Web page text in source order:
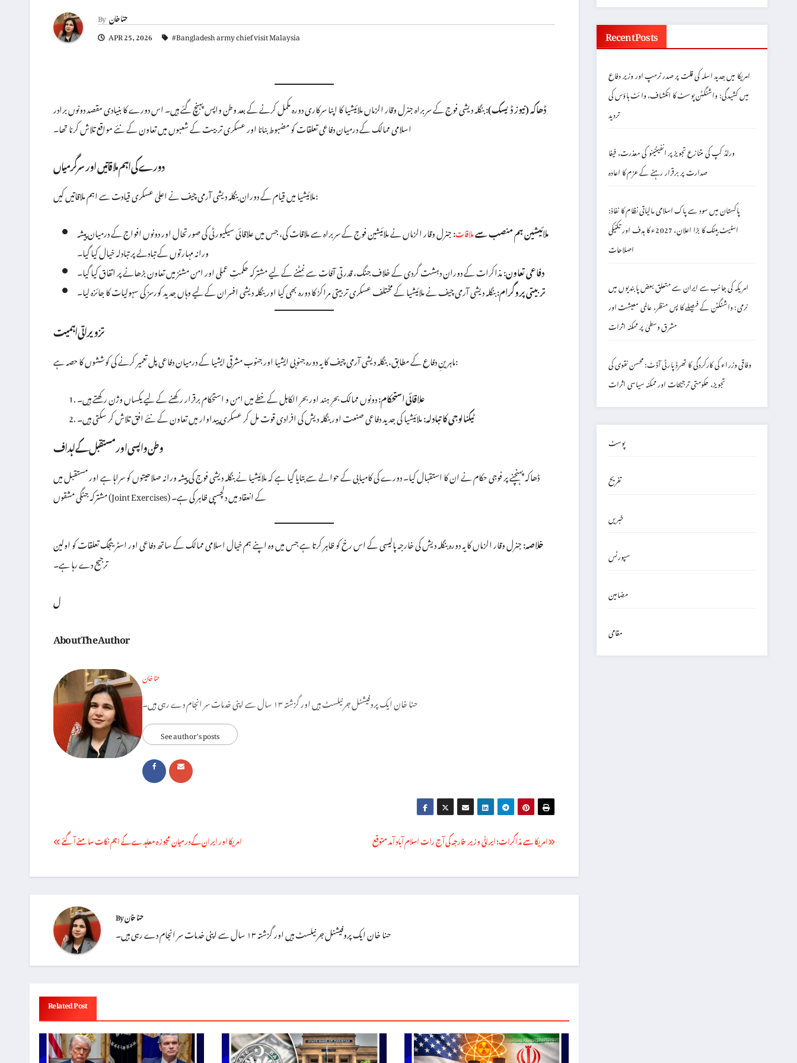
Byحنا خان
APR 25, 2026
#Bangladesh army chief visit Malaysia
ڈھاکہ (نیوز ڈیسک):بنگلہ دیشی فوج کے سربراہ جنرل وقار الزماں ملائیشیا کا اپنا سرکاری دورہ مکمل کرنے کے بعد وطن واپس پہنچ گئے ہیں۔ اس دورے کا بنیادی مقصد دونوں برادر
اسلامی ممالک کے درمیان دفاعی تعلقات کو مضبوط بنانا اور عسکری تربیت کے شعبوں میں تعاون کے نئے مواقع تلاش کرنا تھا۔
دورے کی اہم ملاقاتیں اور سرگرمیاں
ملائیشیا میں قیام کے دوران بنگلہ دیشی آرمی چیف نے اعلیٰ عسکری قیادت سے اہم ملاقاتیں کیں:
ملائیشین ہم منصب سےملاقات:جنرل وقار الزماں نے ملائیشین فوج کے سربراہ سے ملاقات کی، جس میں علاقائی سیکیورٹی کی صورتحال اور دونوں افواج کے درمیان پیشہ
ورانہ مہارتوں کے تبادلے پر تبادلہ خیال کیا گیا۔
دفاعی تعاون:مذاکرات کے دوران دہشت گردی کے خلاف جنگ، قدرتی آفات سے نمٹنے کے لیے مشترکہ حکمتِ عملی اور امن مشنز میں تعاون بڑھانے پر اتفاق کیا گیا۔
تربیتی پروگرام:بنگلہ دیشی آرمی چیف نے ملائیشیا کے مختلف عسکری تربیتی مراکز کا دورہ بھی کیا اور بنگلہ دیشی افسران کے لیے وہاں جدید کورسز کی سہولیات کا جائزہ لیا۔
تزویراتی اہمیت
ماہرینِ دفاع کے مطابق، بنگلہ دیشی آرمی چیف کا یہ دورہ جنوبی ایشیا اور جنوب مشرقی ایشیا کے درمیان دفاعی پل تعمیر کرنے کی کوششوں کا حصہ ہے:
علاقائی استحکام:دونوں ممالک بحرِ ہند اور بحرِ الکاہل کے خطے میں امن و استحکام برقرار رکھنے کے لیے یکساں وژن رکھتے ہیں۔
ٹیکنالوجی کا تبادلہ:ملائیشیا کی جدید دفاعی صنعت اور بنگلہ دیش کی افرادی قوت مل کر عسکری پیداوار میں تعاون کے نئے افق تلاش کر سکتی ہیں۔
وطن واپسی اور مستقبل کے اہداف
ڈھاکہ پہنچنے پر فوجی حکام نے ان کا استقبال کیا۔ دورے کی کامیابی کے حوالے سے بتایا گیا ہے کہ ملائیشیا نے بنگلہ دیشی فوج کی پیشہ ورانہ صلاحیتوں کو سراہا ہے اور مستقبل میں
مشترکہ جنگی مشقوں (Joint Exercises) کے انعقاد میں دلچسپی ظاہر کی ہے۔
خلاصہ:جنرل وقار الزماں کا یہ دورہ بنگلہ دیش کی خارجہ پالیسی کے اس رخ کو ظاہر کرتا ہے جس میں وہ اپنے ہم خیال اسلامی ممالک کے ساتھ دفاعی اور اسٹریٹجک تعلقات کو اولین
ترجیح دے رہا ہے۔
ل
About The Author
حنا خان
حنا خان ایک پروفیشنل جرنیلسٹ ہیں اور گزشتہ ۱۳ سال سے اپنی خدمات سر انجام دے رہی ہیں۔
See author's posts
Post
امریکا سے مذاکرات؛ ایرانی وزیر خارجہ کی آج رات اسلام آباد آمد متوقع ‏امریکا اور ایران کے درمیان مجوزہ معاہدے کے اہم نکات سامنے آگئے
Byحنا خان
حنا خان ایک پروفیشنل جرنیلسٹ ہیں اور گزشتہ ۱۳ سال سے اپنی خدمات سر انجام دے رہی ہیں۔
Related Post
Recent Posts
امریکا میں جدید اسلہ کی قلت پر صدر ٹرمپ اور وزیر دفاع
میں کشیدگی: واشنگٹن پوسٹ کا انکشاف، وائٹ ہاؤس کی
تردید
ورلڈ کپ کی متنازع تجویز پر انفینٹینو کی معذرت، فیفا
صدارت پر برقرار رہنے کے عزم کا اعادہ
پاکستان میں سود سے پاک اسلامی مالیاتی نظام کا نفاذ:
اسٹیٹ بینک کا بڑا اعلان، 2027ء کا ہدف اور تکنیکی
اصلاحات
امریکہ کی جانب سے ایران سے متعلق بعض پابندیوں میں
نرمی: واشنگٹن کے فیصلے کا پس منظر، عالمی معیشت اور
مشرق وسطیٰ پر ممکنہ اثرات
وفاقی وزراء کی کارکردگی کا تھرڈ پارٹی آڈٹ: محسن نقوی کی
تجویز، حکومتی ترجیحات اور ممکنہ سیاسی اثرات
پوسٹ
تفریح
خبریں
سپورٹس
مضامین
مقامی